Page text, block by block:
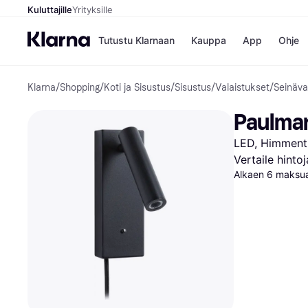
KuluttajilleYrityksille
Tutustu Klarnaan Kauppa
Kaupat
Gigantti
H&M
Peten
Wolt
App Ohje
Klarna/Shopping/Koti ja Sisustus/Sisustus/Valaistukset/
LED,
Vertaile
Alkaen 6